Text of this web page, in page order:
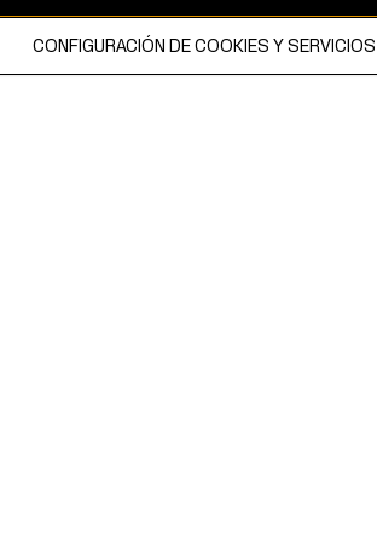
CONFIGURACIÓN DE COOKIES Y SERVICIOS